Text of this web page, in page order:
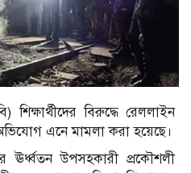
শিক্ষার্থীদের বিরুদ্ধে রেললাইন
এনে মামলা করা হয়েছে।
ঊর্ধ্বতন উপসহকারী প্রকৌশলী